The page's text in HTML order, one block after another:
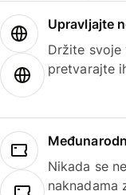
Upravljajte
Držite svoje
pretvarajte
Nikada se
naknadama